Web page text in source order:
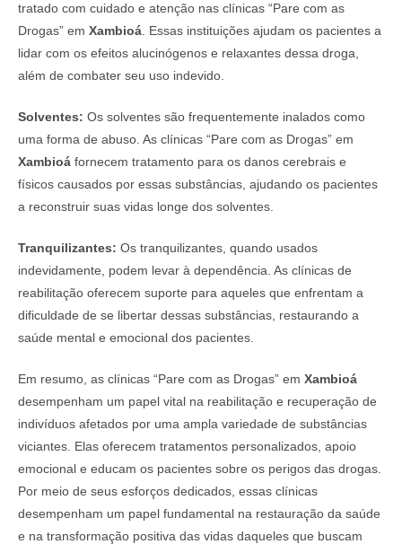
tratado com cuidado e atenção nas clínicas “Pare com as
Drogas” em Xambioá . Essas instituições ajudam os pacientes a
lidar com os efeitos alucinógenos e relaxantes dessa droga,
além de combater seu uso indevido.
Solventes: Os solventes são frequentemente inalados como
uma forma de abuso. As clínicas “Pare com as Drogas” em
Xambioá fornecem tratamento para os danos cerebrais e
físicos causados por essas substâncias, ajudando os pacientes
a reconstruir suas vidas longe dos solventes.
Tranquilizantes: Os tranquilizantes, quando usados
indevidamente, podem levar à dependência. As clínicas de
reabilitação oferecem suporte para aqueles que enfrentam a
dificuldade de se libertar dessas substâncias, restaurando a
saúde mental e emocional dos pacientes.
Em resumo, as clínicas “Pare com as Drogas” em Xambioá
desempenham um papel vital na reabilitação e recuperação de
indivíduos afetados por uma ampla variedade de substâncias
viciantes. Elas oferecem tratamentos personalizados, apoio
emocional e educam os pacientes sobre os perigos das drogas.
Por meio de seus esforços dedicados, essas clínicas
desempenham um papel fundamental na restauração da saúde
e na transformação positiva das vidas daqueles que buscam